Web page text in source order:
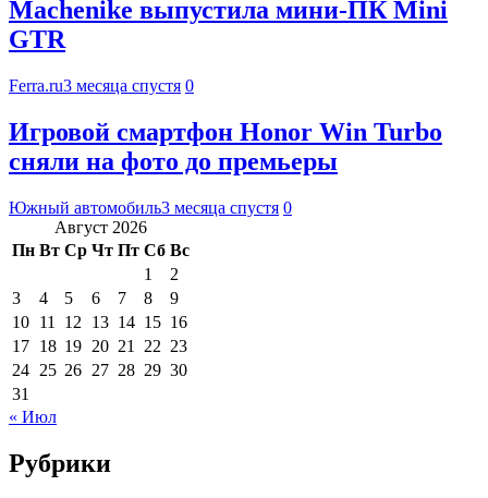
Machenike выпустила мини-ПК Mini
GTR
Ferra.ru3 месяца спустя 0
Игровой смартфон Honor Win Turbo
сняли на фото до премьеры
Южный автомобиль3 месяца спустя 0
Август 2026
Пн Вт Ср Чт Пт Сб Вс
1
2
3
4 5 6 7 8
9
10 11 12 13 14 15 16
17 18 19 20 21 22 23
24 25 26 27 28 29 30
31
« Июл
Рубрики